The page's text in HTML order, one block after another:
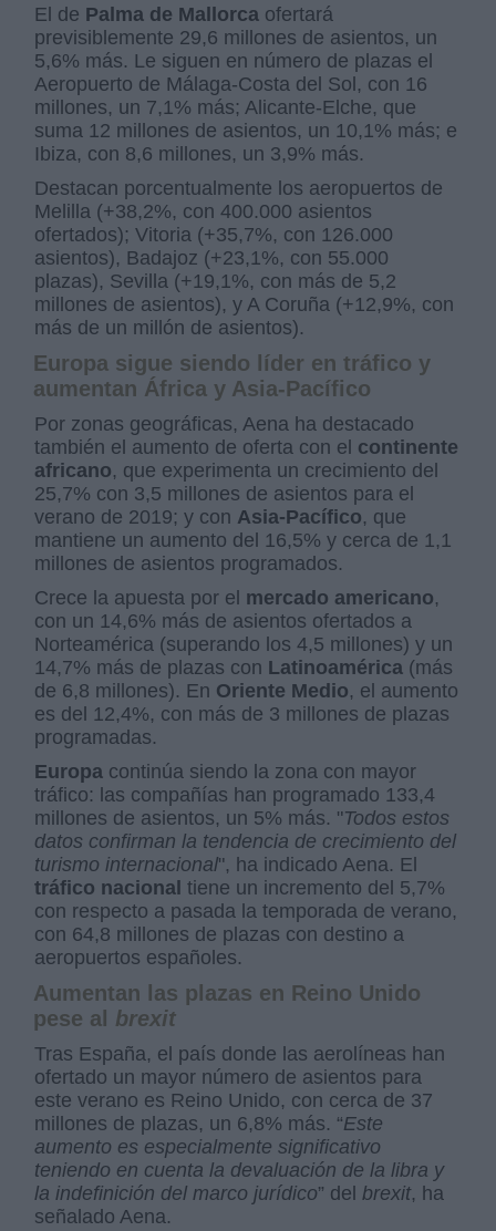
El de Palma de Mallorca ofertará
previsiblemente 29,6 millones de asientos, un
5,6% más. Le siguen en número de plazas el
Aeropuerto de Málaga-Costa del Sol, con 16
millones, un 7,1% más; Alicante-Elche, que
suma 12 millones de asientos, un 10,1% más; e
Ibiza, con 8,6 millones, un 3,9% más.
Destacan porcentualmente los aeropuertos de
Melilla (+38,2%, con 400.000 asientos
ofertados); Vitoria (+35,7%, con 126.000
asientos), Badajoz (+23,1%, con 55.000
plazas), Sevilla (+19,1%, con más de 5,2
millones de asientos), y A Coruña (+12,9%, con
más de un millón de asientos).
Europa sigue siendo líder en tráfico y
aumentan África y Asia-Pacífico
Por zonas geográficas, Aena ha destacado
también el aumento de oferta con el continente
africano, que experimenta un crecimiento del
25,7% con 3,5 millones de asientos para el
verano de 2019; y con Asia-Pacífico, que
mantiene un aumento del 16,5% y cerca de 1,1
millones de asientos programados.
Crece la apuesta por el mercado americano,
con un 14,6% más de asientos ofertados a
Norteamérica (superando los 4,5 millones) y un
14,7% más de plazas con Latinoamérica (más
de 6,8 millones). En Oriente Medio, el aumento
es del 12,4%, con más de 3 millones de plazas
programadas.
Europa continúa siendo la zona con mayor
tráfico: las compañías han programado 133,4
millones de asientos, un 5% más. "Todos estos
datos confirman la tendencia de crecimiento del
turismo internacional", ha indicado Aena. El
tráfico nacional tiene un incremento del 5,7%
con respecto a pasada la temporada de verano,
con 64,8 millones de plazas con destino a
aeropuertos españoles.
Aumentan las plazas en Reino Unido
pese al brexit
Tras España, el país donde las aerolíneas han
ofertado un mayor número de asientos para
este verano es Reino Unido, con cerca de 37
millones de plazas, un 6,8% más. “Este
aumento es especialmente significativo
teniendo en cuenta la devaluación de la libra y
la indefinición del marco jurídico” delbrexit, ha
señalado Aena.